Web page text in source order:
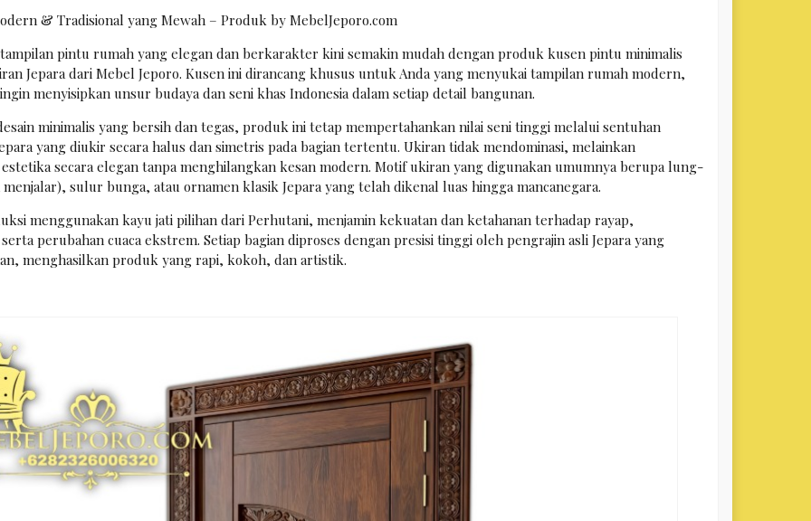
& Tradisional yang Mewah – Produk by MebelJeporo.com
pintu rumah yang elegan dan berkarakter kini semakin mudah dengan produk kusen pintu minimalis
Jepara dari Mebel Jeporo. Kusen ini dirancang khusus untuk Anda yang menyukai tampilan rumah modern,
menyisipkan unsur budaya dan seni khas Indonesia dalam setiap detail bangunan.
minimalis yang bersih dan tegas, produk ini tetap mempertahankan nilai seni tinggi melalui sentuhan
yang diukir secara halus dan simetris pada bagian tertentu. Ukiran tidak mendominasi, melainkan
secara elegan tanpa menghilangkan kesan modern. Motif ukiran yang digunakan umumnya berupa lung-
sulur bunga, atau ornamen klasik Jepara yang telah dikenal luas hingga mancanegara.
menggunakan kayu jati pilihan dari Perhutani, menjamin kekuatan dan ketahanan terhadap rayap,
perubahan cuaca ekstrem. Setiap bagian diproses dengan presisi tinggi oleh pengrajin asli Jepara yang
menghasilkan produk yang rapi, kokoh, dan artistik.